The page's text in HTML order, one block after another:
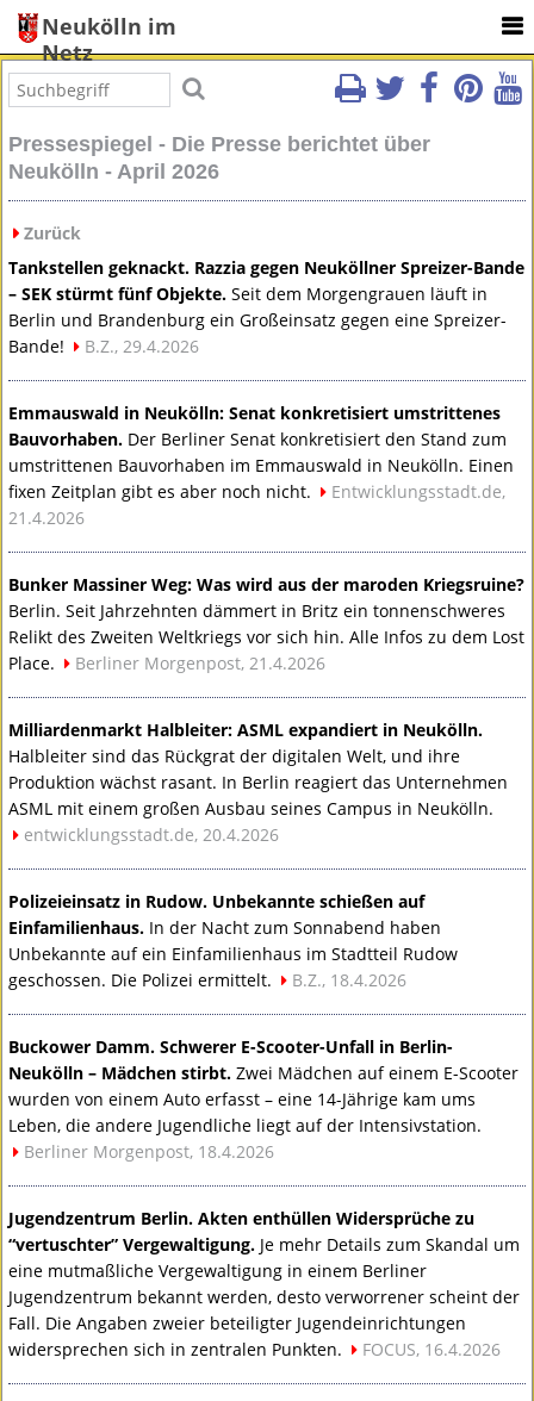
Neukölln im
Netz
Pressespiegel - Die Presse berichtet über
Neukölln - April 2026
Zurück
Tankstellen geknackt. Razzia gegen Neuköllner Spreizer-Bande
–SEK stürmt fünf Objekte. Seit dem Morgengrauen läuft in
Berlin und Brandenburg ein Großeinsatz gegen eine Spreizer-
Bande!
B.Z., 29.4.2026
Emmauswald in Neukölln: Senat konkretisiert umstrittenes
Bauvorhaben. Der Berliner Senat konkretisiert den Stand zum
umstrittenen Bauvorhaben im Emmauswald in Neukölln. Einen
fixen Zeitplan gibt es aber noch nicht.
Entwicklungsstadt.de,
21.4.2026
Bunker Massiner Weg: Was wird aus der maroden Kriegsruine?
Berlin. Seit Jahrzehnten dämmert in Britz ein tonnenschweres
Relikt des Zweiten Weltkriegs vor sich hin. Alle Infos zu dem Lost
Place.
Berliner Morgenpost, 21.4.2026
Milliardenmarkt Halbleiter:ASML expandiert in Neukölln.
Halbleiter sind das Rückgrat der digitalen Welt, und ihre
Produktion wächst rasant. In Berlin reagiert das Unternehmen
ASML mit einem großen Ausbau seines Campus in Neukölln.
entwicklungsstadt.de, 20.4.2026
Polizeieinsatz in Rudow. Unbekannte schießen auf
Einfamilienhaus. In der Nacht zum Sonnabend haben
Unbekannte auf ein Einfamilienhaus im Stadtteil Rudow
geschossen. Die Polizei ermittelt.
B.Z., 18.4.2026
Buckower Damm. Schwerer E-Scooter-Unfall in Berlin-
Neukölln – Mädchen stirbt. Zwei Mädchen auf einem E-Scooter
wurden von einem Auto erfasst – eine 14-Jährige kam ums
Leben, die andere Jugendliche liegt auf der Intensivstation.
Berliner Morgenpost, 18.4.2026
Jugendzentrum Berlin. Akten enthüllen Widersprüche zu
“vertuschter” Vergewaltigung. Je mehr Details zum Skandal um
eine mutmaßliche Vergewaltigung in einem Berliner
Jugendzentrum bekannt werden, desto verworrener scheint der
Fall. Die Angaben zweier beteiligter Jugendeinrichtungen
widersprechen sich in zentralen Punkten.
FOCUS, 16.4.2026